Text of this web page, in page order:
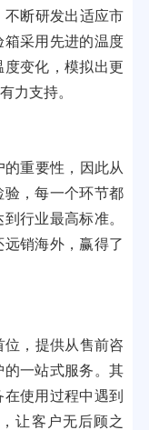
不断研发出适应市
采用先进的温度
变化，模拟出更
力支持。
重要性，因此从
验，每一个环节都
行业最高标准。
销海外，赢得了
位，提供从售前咨
一站式服务。其
使用过程中遇到
让客户无后顾之